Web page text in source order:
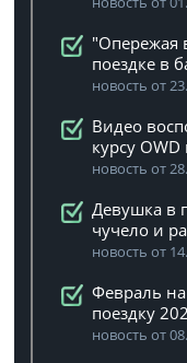
"Опережая
поездке в
новость от
Видео
курсу
новость от
Девушка в
чучело и
новость от
Февраль
поездку
новость от